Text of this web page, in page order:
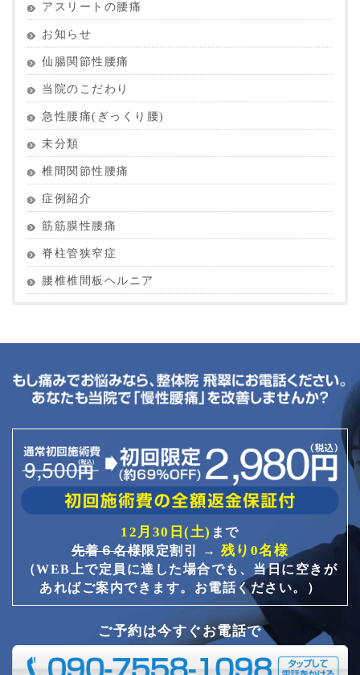
アスリートの腰痛
お知らせ
仙腸関節性腰痛
当院のこだわり
急性腰痛(ぎっくり腰)
未分類
椎間関節性腰痛
症例紹介
筋筋膜性腰痛
脊柱管狭窄症
腰椎椎間板ヘルニア
12月30日(土) まで
先着６名様限定割引 → 残り0名様
（WEB上で定員に達した場合でも、当日に空きが
あればご案内できます。お電話ください。）
ご予約は今すぐお電話で